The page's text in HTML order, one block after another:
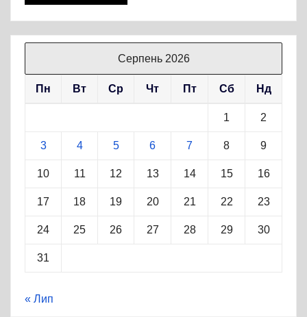
Серпень 2026
Пн Вт Ср Чт Пт Сб Нд
1 2
3 4 5 6 7 8 9
10 11 12 13 14 15 16
17 18 19 20 21 22 23
24 25 26 27 28 29 30
31
« Лип